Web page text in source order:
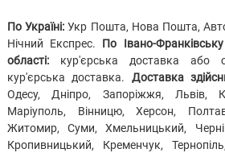
По Україні: Укр Пошта, Нова Пошта,
Нічний Експрес. По Івано-
області:кур'єрська доставка або
кур'єрська доставка. Доставка
Одесу, Дніпро, Запоріжжя, Львів,
Маріуполь, Вінницю, Херсон,
Житомир, Суми, Хмельницький,
Кропивницький, Кременчук,